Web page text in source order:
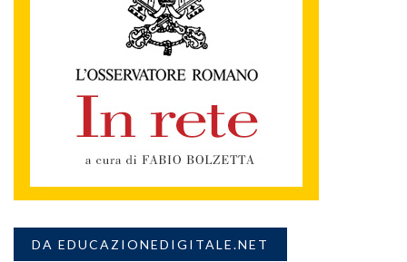
DA EDUCAZIONEDIGITALE.NET